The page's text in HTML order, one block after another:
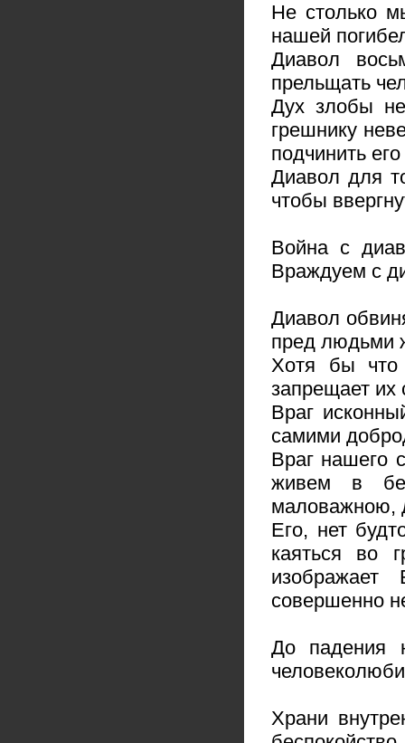
Не столько
нашей
Диавол
прельщать
Дух злобы
грешнику
подчинить
Диавол для
чтобы
Война с
Враждуем с
Диавол
пред людьми
Хотя бы что
запрещает их
Враг
самими
Враг нашего
живем в
маловажною,
Его, нет
каяться во
совершенно
До падения
Храни